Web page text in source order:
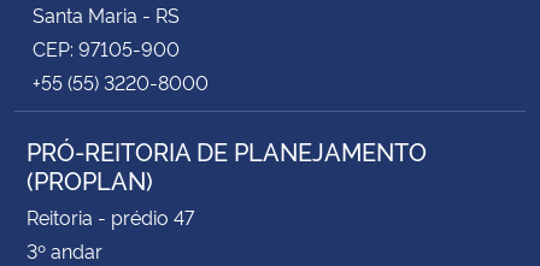
Santa Maria - RS
CEP: 97105-900
+55 (55) 3220-8000
PRÓ-REITORIA DE PLANEJAMENTO
(PROPLAN)
Reitoria - prédio 47
3º andar